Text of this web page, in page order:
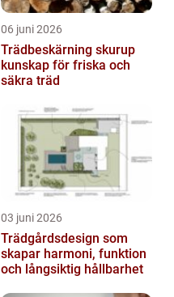
06 juni 2026
Trädbeskärning skurup
kunskap för friska och
säkra träd
03 juni 2026
Trädgårdsdesign som
skapar harmoni, funktion
och långsiktig hållbarhet